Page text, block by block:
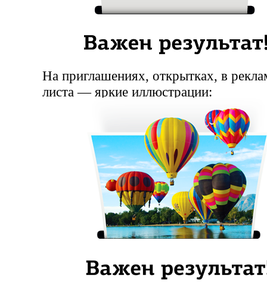
На приглашениях, открытках, в
листа — яркие иллюстрации: